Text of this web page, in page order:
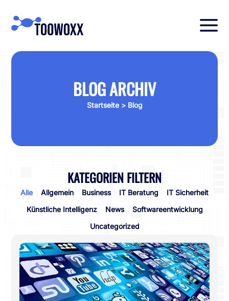
BLOG ARCHIV
Startseite> Blog
KATEGORIEN FILTERN
Allgemein Business IT Beratung
IT Sicherheit
Künstliche Intelligenz
News
Softwareentwicklung
Uncategorized
Alle